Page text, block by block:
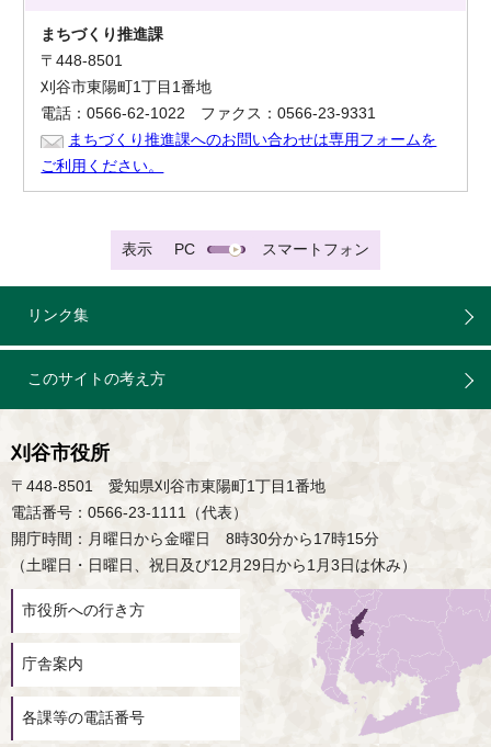
まちづくり推進課
〒448-8501
刈谷市東陽町1丁目1番地
電話：0566-62-1022 ファクス：0566-23-9331
まちづくり推進課へのお問い合わせは専用フォームを
ご利用ください。
表示 PC スマートフォン
リンク集
このサイトの考え方
刈谷市役所
〒448-8501 愛知県刈谷市東陽町1丁目1番地
電話番号：0566-23-1111（代表）
開庁時間：月曜日から金曜日 8時30分から17時15分
（土曜日・日曜日、祝日及び12月29日から1月3日は休み）
市役所への行き方
庁舎案内
各課等の電話番号